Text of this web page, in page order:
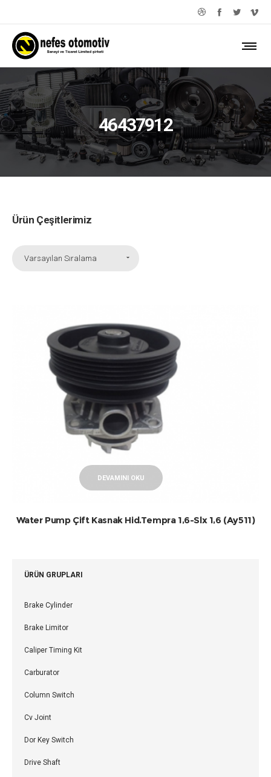
46437912
Ürün Çeşitlerimiz
Varsayılan Sıralama
DEVAMINI OKU
Water Pump Çift Kasnak Hid.Tempra 1,6-Slx 1,6 (Ay511)
ÜRÜN GRUPLARI
Brake Cylinder
Brake Limitor
Caliper Timing Kit
Carburator
Column Switch
Cv Joint
Dor Key Switch
Drive Shaft